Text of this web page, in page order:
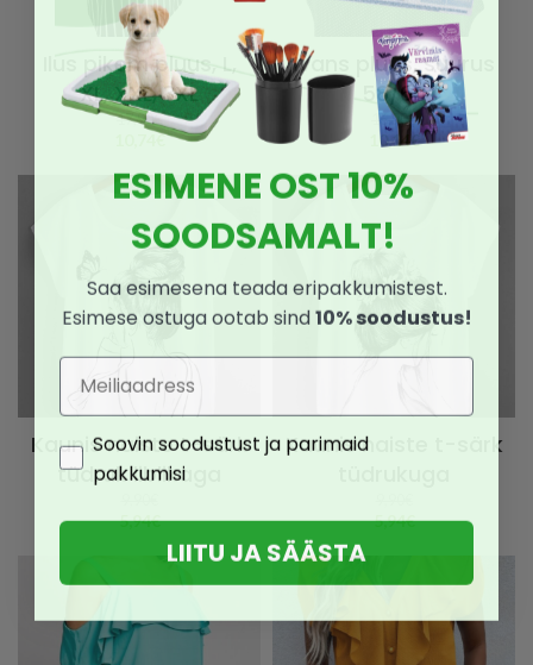
Ilus pikem pluus, L,
XL, XXL, 3XL
17,90€
€
Ivans pluus, suurus
58/60
16,90€
10,14€
Kaunis naiste t-särk
tüdruk liblikaga
5,94€
Kaunis naiste t-särk
5,94€
ESIMENE OST 10%
SOODSAMALT!
Saa esimesena teada eripakkumistest.
Esimese ostuga ootab sind10% soodustus!
Email
Consent
Soovin soodustust ja parimaid
pakkumisi
LIITU JA SÄÄSTA